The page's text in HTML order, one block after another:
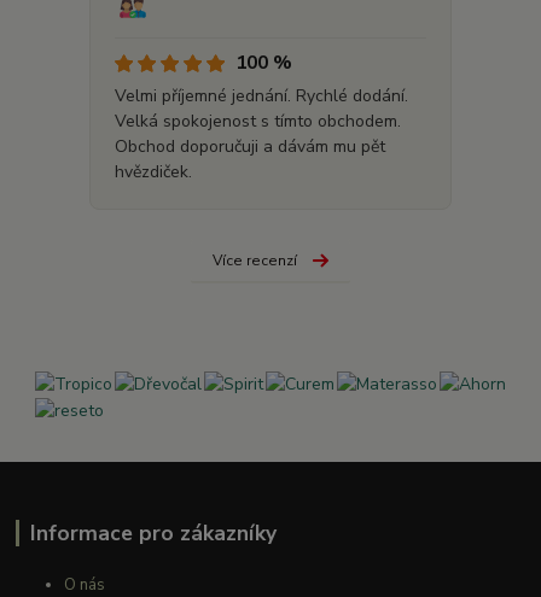
100 %
Velmi příjemné jednání. Rychlé dodání.
Velká spokojenost s tímto obchodem.
Obchod doporučuji a dávám mu pět
hvězdiček.
Více recenzí
Informace pro zákazníky
O nás